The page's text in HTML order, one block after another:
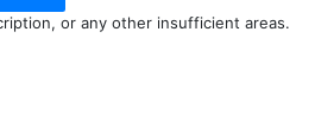
or any other insufficient areas.